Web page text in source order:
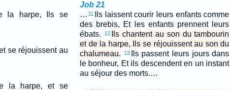
la harpe, Ils se
se réjouissent au
la harpe, et se
Job 21
… 11
Ils laissent courir leurs enfants comme
des brebis, Et les enfants prennent leurs
ébats.
12
Ils chantent au son du tambourin
et de la harpe, Ils se réjouissent au son du
chalumeau.
13
Ils passent leurs jours dans
le bonheur, Et ils descendent en un instant
au séjour des morts.…